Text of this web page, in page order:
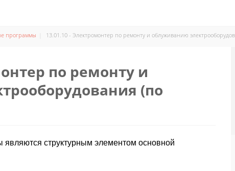
программы 13.01.10 - Электромонтер по ремонту и облуживанию
по ремонту и
(по
структурным элементом основной